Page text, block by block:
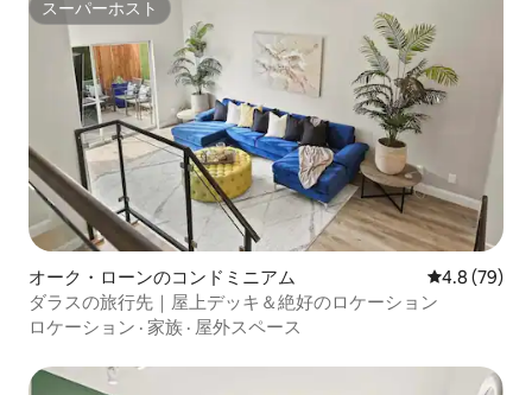
スーパーホスト
スーパーホスト
オーク・ローンのコンドミニアム レビュー79
4.8 (79)
ダラスの旅行先｜屋上デッキ＆絶好のロケーション
ロケーション · 家族 · 屋外スペース